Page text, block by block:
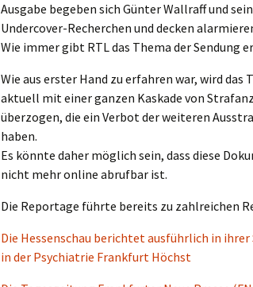
Ausgabe begeben sich Günter Wallraff und
Undercover-Recherchen und decken
Wie immer gibt RTL das Thema der Sendung
Wie aus erster Hand zu erfahren war, wird das
aktuell mit einer ganzen Kaskade von
überzogen, die ein Verbot der weiteren
haben.
Es könnte daher möglich sein, dass diese
nicht mehr online abrufbar ist.
Die Reportage führte bereits zu zahlreichen
Die Hessenschau berichtet ausführlich in ihrer
in der Psychiatrie Frankfurt Höchst